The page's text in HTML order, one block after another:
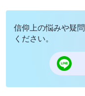
信仰上の悩みや疑
ください。